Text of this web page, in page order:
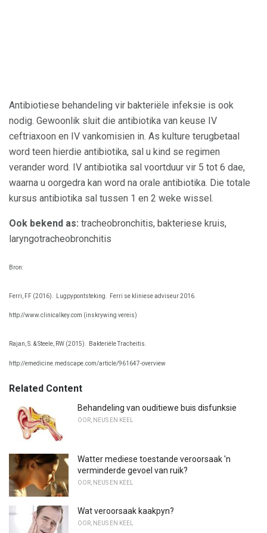
Antibiotiese behandeling vir bakteriële infeksie is ook
nodig. Gewoonlik sluit die antibiotika van keuse IV
ceftriaxoon en IV vankomisien in. As kulture terugbetaal
word teen hierdie antibiotika, sal u kind se regimen
verander word. IV antibiotika sal voortduur vir 5 tot 6 dae,
waarna u oorgedra kan word na orale antibiotika. Die totale
kursus antibiotika sal tussen 1 en 2 weke wissel.
Ook bekend as: tracheobronchitis, bakteriese kruis,
laryngotracheobronchitis
Bron:
Ferri, FF (2016). Lugpypontsteking. Ferri se kliniese adviseur 2016.
http://www.clinicalkey.com (inskrywing vereis)
Rajan, S. & Steele, RW (2015). Bakteriële Tracheitis.
http://emedicine.medscape.com/article/961647-overview
Related Content
Behandeling van ouditiewe buis disfunksie
OOR, NEUS EN KEEL
Watter mediese toestande veroorsaak 'n
verminderde gevoel van ruik?
OOR, NEUS EN KEEL
Wat veroorsaak kaakpyn?
OOR, NEUS EN KEEL